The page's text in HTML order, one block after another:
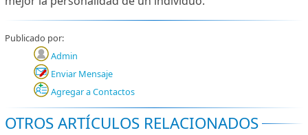
Publicado por:
Admin
Enviar Mensaje
Agregar a Contactos
OTROS ARTÍCULOS RELACIONADOS